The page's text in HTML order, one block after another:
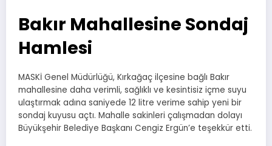
Bakır Mahallesine Sondaj
Hamlesi
MASKİ Genel Müdürlüğü, Kırkağaç ilçesine bağlı Bakır
mahallesine daha verimli, sağlıklı ve kesintisiz içme suyu
ulaştırmak adına saniyede 12 litre verime sahip yeni bir
sondaj kuyusu açtı. Mahalle sakinleri çalışmadan dolayı
Büyükşehir Belediye Başkanı Cengiz Ergün’e teşekkür etti.